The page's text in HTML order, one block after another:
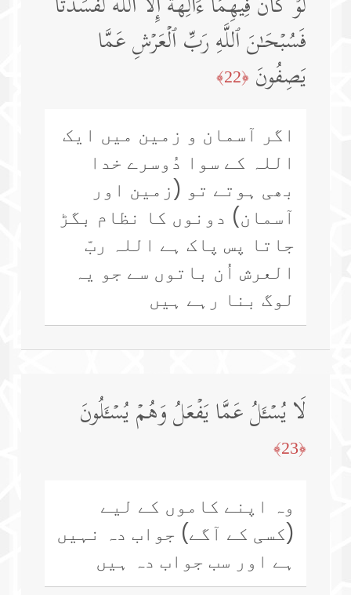
فَسُبۡحَـٰنَ ٱللَّهِ رَبِّ ٱلۡعَرۡشِ عَمَّا
یَصِفُونَ ﴿22﴾
اگر آسمان و زمین میں ایک
اللہ کے سوا دُوسرے خدا
بھی ہوتے تو (زمین اور
آسمان) دونوں کا نظام بگڑ
جاتا پس پاک ہے اللہ ربّ
العرش اُن باتوں سے جو یہ
لوگ بنا رہے ہیں
لَا یُسۡـَٔلُ عَمَّا یَفۡعَلُ وَهُمۡ یُسۡـَٔلُونَ
﴿23﴾
وہ اپنے کاموں کے لیے
(کسی کے آگے) جواب دہ نہیں
ہے اور سب جواب دہ ہیں